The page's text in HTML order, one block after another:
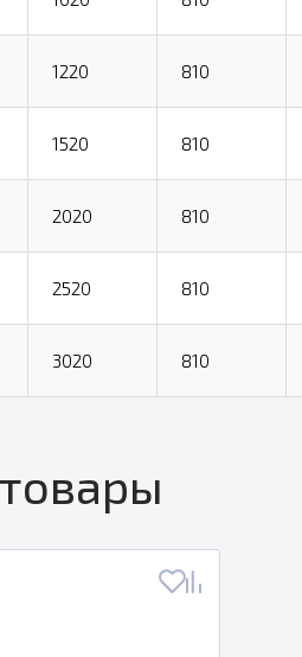
1220 810
1520 810
2020 810
2520 810
3020 810